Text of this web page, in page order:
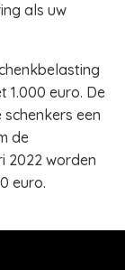
als uw
1.000 euro. De
een
de
2022 worden
euro.